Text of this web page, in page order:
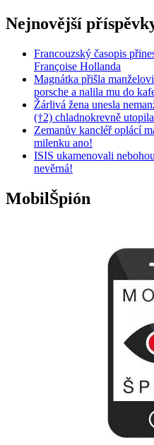
Nejnovější
Francouzský časopis
Françoise Hollanda
Magnátka přišla
porsche a nalila mu do
Žárlivá žena unesla
(†2) chladnokrevně utopila
Zemanův kancléř oplácí
milenku ano!
ISIS ukamenovali
nevěrná!
MobilŠpión